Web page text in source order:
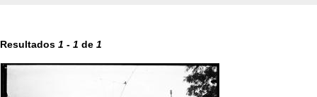
Resultados 1 - 1 de 1